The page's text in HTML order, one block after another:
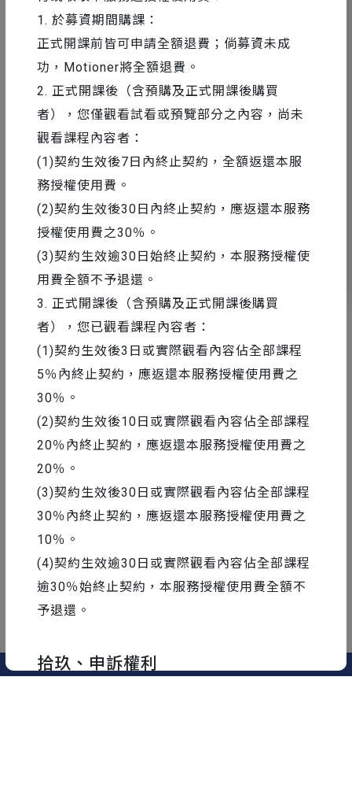
1. 於募資期間購課：
正式開課前皆可申請全額退費；倘募資未成
功，Motioner將全額退費。
2. 正式開課後（含預購及正式開課後購買
者），您僅觀看試看或預覽部分之內容，尚未
觀看課程內容者：
(1)契約生效後7日內終止契約，全額返還本服
務授權使用費。
(2)契約生效後30日內終止契約，應返還本服務
授權使用費之30％。
(3)契約生效逾30日始終止契約，本服務授權使
用費全額不予退還。
3. 正式開課後（含預購及正式開課後購買
者），您已觀看課程內容者：
(1)契約生效後3日或實際觀看內容佔全部課程
5％內終止契約，應返還本服務授權使用費之
30％。
(2)契約生效後10日或實際觀看內容佔全部課程
20％內終止契約，應返還本服務授權使用費之
20％。
(3)契約生效後30日或實際觀看內容佔全部課程
30％內終止契約，應返還本服務授權使用費之
10％。
(4)契約生效逾30日或實際觀看內容佔全部課程
逾30％始終止契約，本服務授權使用費全額不
予退還。
拾玖、申訴權利
Write On - 內建特效輕鬆做出拖尾效果
10 12232